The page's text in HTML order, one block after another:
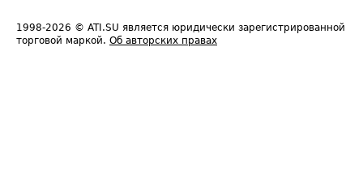
1998-2026 © ATI.SU является юридически зарегистрированной
торговой маркой. Об авторских правах